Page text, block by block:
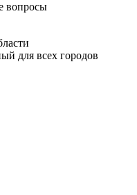
вопросы
для всех городов